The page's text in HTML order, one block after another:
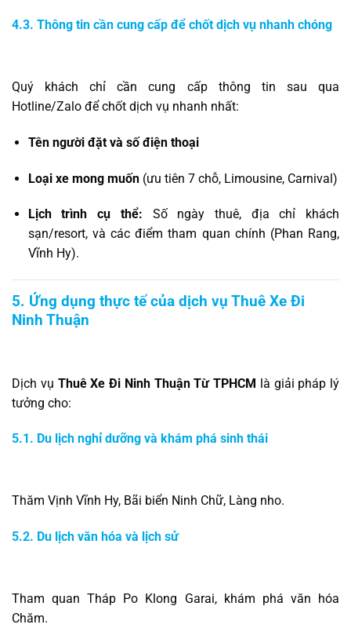
4.3. Thông tin cần cung cấp để chốt dịch vụ nhanh chóng
Quý khách chỉ cần cung cấp thông tin sau qua
Hotline/Zalo để chốt dịch vụ nhanh nhất:
Tên người đặt và số điện thoại
Loại xe mong muốn(ưu tiên 7 chỗ, Limousine, Carnival)
Lịch trình cụ thể: Số ngày thuê, địa chỉ khách
sạn/resort, và các điểm tham quan chính (Phan Rang,
Vĩnh Hy).
5. Ứng dụng thực tế của dịch vụ Thuê Xe Đi
Ninh Thuận
Dịch vụ Thuê Xe Đi Ninh Thuận Từ TPHCM là giải pháp lý
tưởng cho:
5.1. Du lịch nghỉ dưỡng và khám phá sinh thái
Thăm Vịnh Vĩnh Hy, Bãi biển Ninh Chữ, Làng nho.
5.2. Du lịch văn hóa và lịch sử
Tham quan Tháp Po Klong Garai, khám phá văn hóa
Chăm.